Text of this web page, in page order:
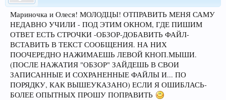
Мариночка и Олеся! МОЛОДЦЫ! ОТПРАВИТЬ МЕНЯ САМУ
НЕДАВНО УЧИЛИ - ПОД ЭТИМ ОКНОМ, ГДЕ ПИШИМ
ОТВЕТ ЕСТЬ СТРОЧКИ -ОБЗОР-ДОБАВИТЬ ФАЙЛ-
ВСТАВИТЬ В ТЕКСТ СООБЩЕНИЯ. НА НИХ
ПООЧЕРЕДНО НАЖИМАЕШЬ ЛЕВОЙ КНОП.МЫШИ.
(ПОСЛЕ НАЖАТИЯ "ОБЗОР" ЗАЙДЕШЬ В СВОИ
ЗАПИСАННЫЕ И СОХРАНЕННЫЕ ФАЙЛЫ И... ПО
ПОРЯДКУ, КАК ВЫШЕУКАЗАНО) ЕСЛИ Я ОШИБЛАСЬ-
БОЛЕЕ ОПЫТНЫХ ПРОШУ ПОПРАВИТЬ